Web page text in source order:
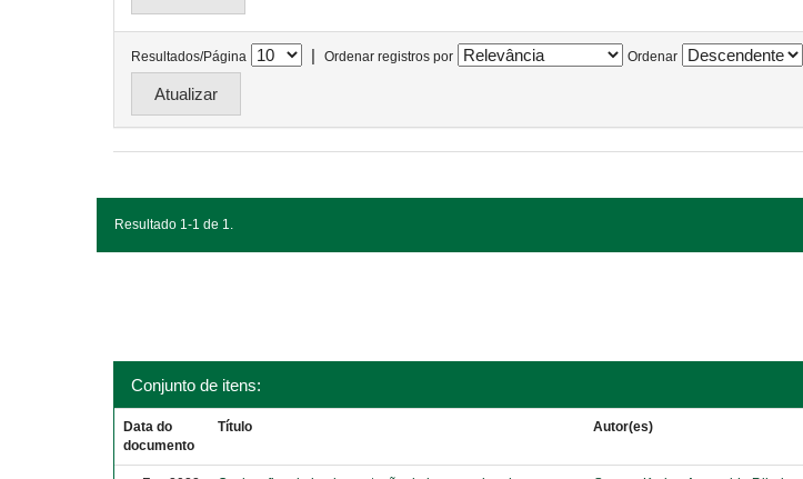
Resultados/Página | Ordenar registros por Ordenar
Resultado 1-1 de 1.
Conjunto de itens:
Data do
documento
Título Autor(es)